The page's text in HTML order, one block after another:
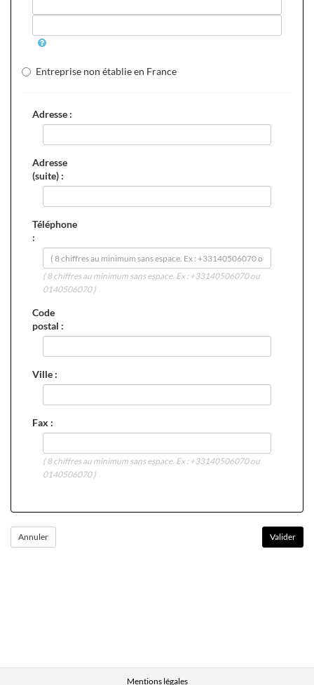
Entreprise non établie en France
Adresse :
Adresse
(suite) :
Téléphone
:
( 8 chiffres au minimum sans espace. Ex : +33140506070 ou
0140506070 )
Code
postal :
Ville :
Fax :
( 8 chiffres au minimum sans espace. Ex : +33140506070 ou
0140506070 )
Mentions légales